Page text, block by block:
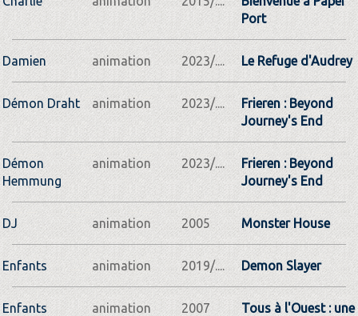
Port
Damien animation 2023/.... Le Refuge d'Audrey
Démon Draht animation 2023/....
Frieren : Beyond
Journey's End
Démon
Hemmung
animation 2023/....
Frieren : Beyond
Journey's End
DJ animation 2005 Monster House
Enfants animation 2019/.... Demon Slayer
Enfants animation 2007
Tous à l'Ouest : une